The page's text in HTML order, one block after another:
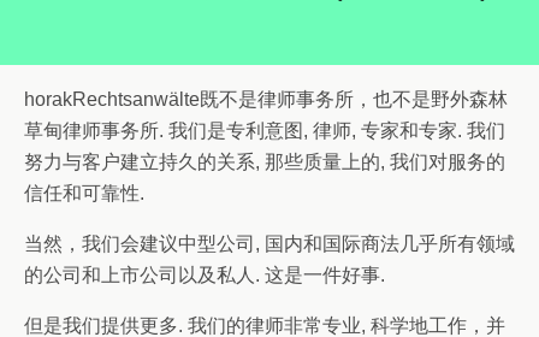
horakRechtsanwälte既不是律师事务所，也不是野外森林
草甸律师事务所. 我们是专利意图, 律师, 专家和专家. 我们
努力与客户建立持久的关系, 那些质量上的, 我们对服务的
信任和可靠性.
当然，我们会建议中型公司, 国内和国际商法几乎所有领域
的公司和上市公司以及私人. 这是一件好事.
但是我们提供更多. 我们的律师非常专业, 科学地工作，并